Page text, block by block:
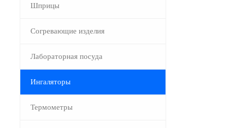
Шприцы
Согревающие изделия
Лабораторная посуда
Ингаляторы
Термометры